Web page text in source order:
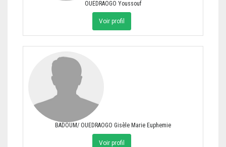
OUEDRAOGO Youssouf
Voir profil
BADOUM/ OUEDRAOGO Gisèle Marie Euphemie
Voir profil